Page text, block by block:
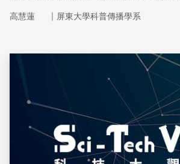
高慧蓮 ｜ 屏東大學科普傳播學系